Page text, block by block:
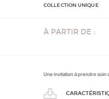
COLLECTION UNIQUE
À PARTIR DE :
Une invitation à prendre soin